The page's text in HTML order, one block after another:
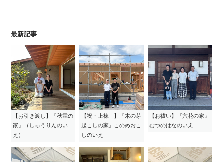
最新記事
【お引き渡し】『秋霖の
家』（しゅうりんのい
え）
【祝・上棟！】『木の芽
起こしの家』このめおこ
しのいえ
【お祓い】『六花の家』
むつのはなのいえ